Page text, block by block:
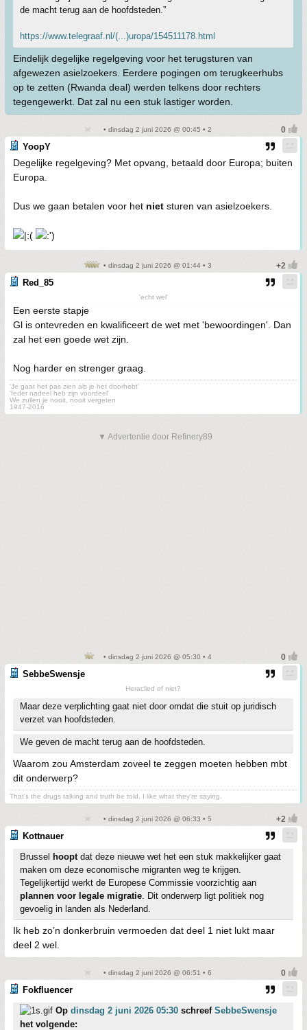
de macht terug aan de hoofdsteden.”
https://www.telegraaf.nl/(...)uropa/154511178.html
Eindelijk degelijke regelgeving voor het terugsturen van
afgewezen asielzoekers. Eerdere pogingen om terugkeerhubs
op te zetten (Rwanda deal) werden telkens door rechters
tegengewerkt. Dat zal nu een stuk lastiger worden.
• dinsdag 2 juni 2026 @ 00:45 • 2
YoopY
Degelijke regelgeving? Met opvang, betaald door Europa; buiten
Europa.
Dus we gaan betalen voor het niet sturen van asielzoekers.
• dinsdag 2 juni 2026 @ 01:44 • 3
Red_85
'echt wel'
Een eerste stapje
Gl is ontevreden en kwalificeert de wet met 'bewoordingen'. Dan
zal het een goede wet zijn.
Nog harder en strenger graag.
'Je gaat het pas zien als je het doorhebt'
'Ieder nadeel heb zijn voordeel'
We zullen je nooit, nooit vergeten
1947-2016
▼ Advertentie door Refinery89
• dinsdag 2 juni 2026 @ 05:30 • 4
SebbeSwensje
Heraclied of niet?
Maar deze verplichting gaat niet door omdat die stuit op juridisch
verzet van hoofdsteden.
We geven de macht terug aan de hoofdsteden.
Waarom zou Amsterdam zoveel te zeggen moeten hebben mbt
dit onderwerp?
That's the drugs talking and truth be told, I like what they're saying.
• dinsdag 2 juni 2026 @ 06:33 • 5
Kottnauer
Brussel hooptdat deze nieuwe wet het een stuk makkelijker gaat
maken om deze economische migranten weg te krijgen.
Tegelijkertijd werkt de Europese Commissie voorzichtig aan
plannen voor legale migratie. Dit onderwerp ligt politiek nog
gevoelig in landen als Nederland.
Ik heb zo’n donkerbruin vermoeden dat deel 1 niet lukt maar
deel 2 wel.
• dinsdag 2 juni 2026 @ 06:51 • 6
Fokfluencer
Op dinsdag 2 juni 2026 05:30 schreef SebbeSwensje
het volgende: